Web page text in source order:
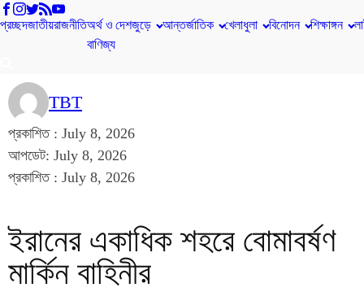
প্রচ্ছদজাতীয়রাজনীতিঅর্থ ও
বাণিজ্য
দেশজুড়ে আন্তর্জাতিক খেলাধুলা বিনোদন শিক্ষাঙ্গন
TBT
প্রকাশিত : July 8, 2026
আপডেট: July 8, 2026
প্রকাশিত : July 8, 2026
ইরানের একাধিক শহরে বোমাবর্ষণ
মার্কিন বাহিনীর